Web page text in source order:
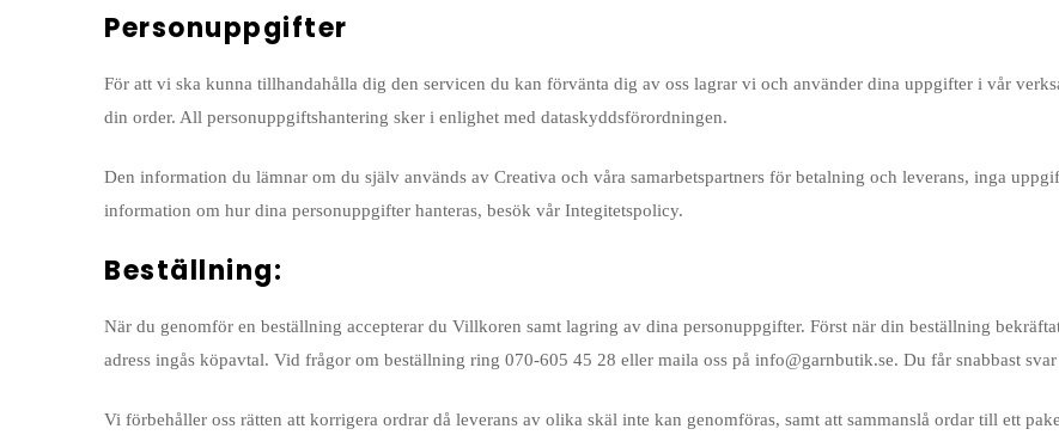
Personuppgifter
För att vi ska kunna tillhandahålla dig den servicen du kan förvänta dig av oss lagrar vi och använder dina uppgifter i vår
din order. All personuppgiftshantering sker i enlighet med dataskyddsförordningen.
Den information du lämnar om du själv används av Creativa och våra samarbetspartners för betalning och leverans, inga
information om hur dina personuppgifter hanteras, besök vår Integitetspolicy.
Beställning:
När du genomför en beställning accepterar du Villkoren samt lagring av dina personuppgifter. Först när din beställning
adress ingås köpavtal. Vid frågor om beställning ring 070-605 45 28 eller maila oss på info@garnbutik.se. Du får snabbast
Vi förbehåller oss rätten att korrigera ordrar då leverans av olika skäl inte kan genomföras, samt att sammanslå ordar till ett